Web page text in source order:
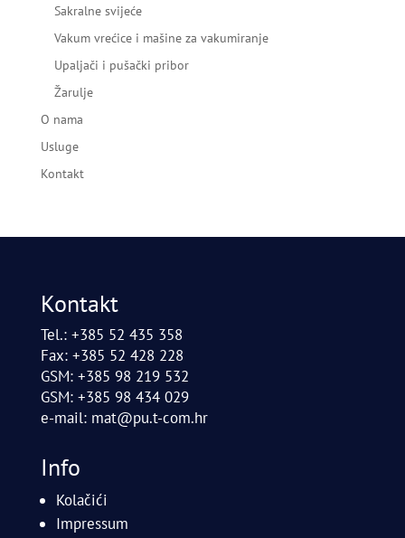
Sakralne svijeće
Vakum vrećice i mašine za vakumiranje
Upaljači i pušački pribor
Žarulje
O nama
Usluge
Kontakt
Kontakt
Tel.: +385 52 435 358
Fax: +385 52 428 228
GSM: +385 98 219 532
GSM: +385 98 434 029
e-mail: mat@pu.t-com.hr
Info
Kolačići
Impressum